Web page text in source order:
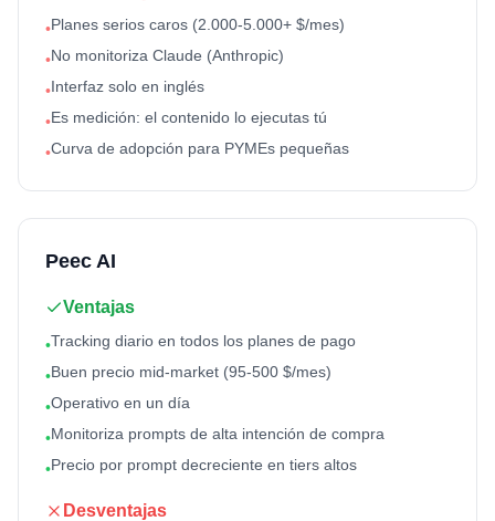
•Planes serios caros (2.000-5.000+ $/mes)
•No monitoriza Claude (Anthropic)
•Interfaz solo en inglés
•Es medición: el contenido lo ejecutas tú
•Curva de adopción para PYMEs pequeñas
Peec AI
Ventajas
•Tracking diario en todos los planes de pago
•Buen precio mid-market (95-500 $/mes)
•Operativo en un día
•Monitoriza prompts de alta intención de compra
•Precio por prompt decreciente en tiers altos
Desventajas